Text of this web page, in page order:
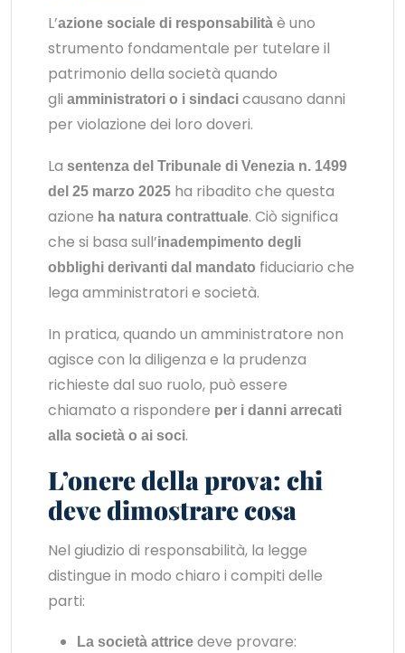
L’azione sociale di responsabilità è uno
strumento fondamentale per tutelare il
patrimonio della società quando
gli amministratori o i sindaci causano danni
per violazione dei loro doveri.
La sentenza del Tribunale di Venezia n. 1499
del 25 marzo 2025 ha ribadito che questa
azione ha natura contrattuale. Ciò significa
che si basa sull’inadempimento degli
obblighi derivanti dal mandato fiduciario che
lega amministratori e società.
In pratica, quando un amministratore non
agisce con la diligenza e la prudenza
richieste dal suo ruolo, può essere
chiamato a rispondere per i danni arrecati
alla società o ai soci.
L’onere della prova: chi
deve dimostrare cosa
Nel giudizio di responsabilità, la legge
distingue in modo chiaro i compiti delle
parti:
La società attrice deve provare: